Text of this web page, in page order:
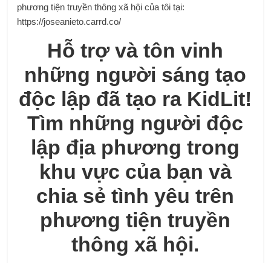
phương tiện truyền thông xã hội của tôi tại:
https://joseanieto.carrd.co/
Hỗ trợ và tôn vinh
những người sáng tạo
độc lập đã tạo ra KidLit!
Tìm những người độc
lập địa phương trong
khu vực của bạn và
chia sẻ tình yêu trên
phương tiện truyền
thông xã hội.